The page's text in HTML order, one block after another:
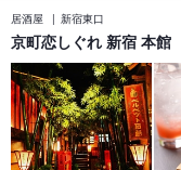
居酒屋 新宿東口
京町恋しぐれ 新宿 本館